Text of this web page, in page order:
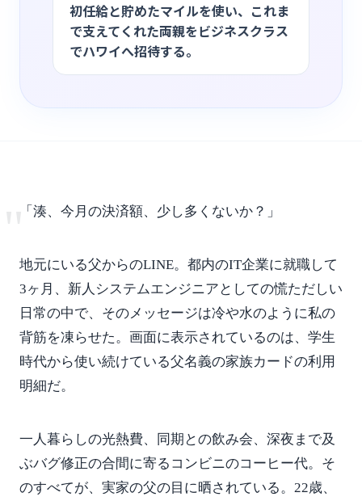
初任給と貯めたマイルを使い、これま
で支えてくれた両親をビジネスクラス
でハワイへ招待する。
「湊、今月の決済額、少し多くないか？」
地元にいる父からのLINE。都内のIT企業に就職して
3ヶ月、新人システムエンジニアとしての慌ただしい
日常の中で、そのメッセージは冷や水のように私の
背筋を凍らせた。画面に表示されているのは、学生
時代から使い続けている父名義の家族カードの利用
明細だ。
一人暮らしの光熱費、同期との飲み会、深夜まで及
ぶバグ修正の合間に寄るコンビニのコーヒー代。そ
のすべてが、実家の父の目に晒されている。22歳、